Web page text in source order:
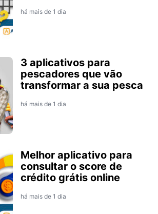
há mais de 1 dia
3 aplicativos para
pescadores que vão
transformar a sua pesca
há mais de 1 dia
Melhor aplicativo para
consultar o score de
crédito grátis online
há mais de 1 dia